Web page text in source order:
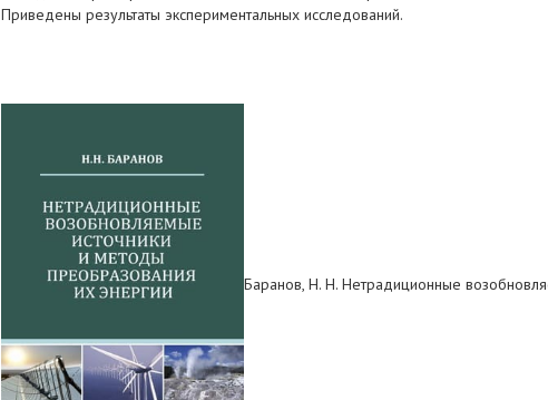
Приведены результаты экспериментальных исследований.
Баранов, Н. Н. Нетрадиционные